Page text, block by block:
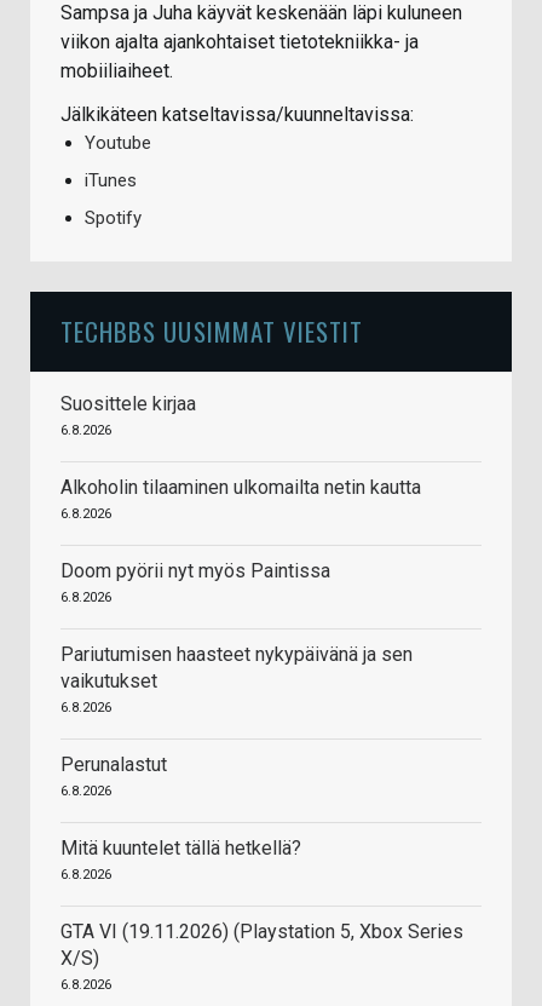
Sampsa ja Juha käyvät keskenään läpi kuluneen
viikon ajalta ajankohtaiset tietotekniikka- ja
mobiiliaiheet.
Jälkikäteen katseltavissa/kuunneltavissa:
Youtube
iTunes
Spotify
TECHBBS UUSIMMAT VIESTIT
Suosittele kirjaa
6.8.2026
Alkoholin tilaaminen ulkomailta netin kautta
6.8.2026
Doom pyörii nyt myös Paintissa
6.8.2026
Pariutumisen haasteet nykypäivänä ja sen
vaikutukset
6.8.2026
Perunalastut
6.8.2026
Mitä kuuntelet tällä hetkellä?
6.8.2026
GTA VI (19.11.2026) (Playstation 5, Xbox Series
X/S)
6.8.2026